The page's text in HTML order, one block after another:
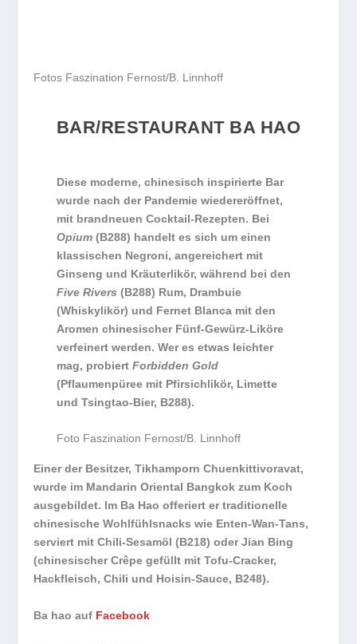
Fotos Faszination Fernost/B. Linnhoff
BAR/RESTAURANT BA HAO
Diese moderne, chinesisch inspirierte Bar
wurde nach der Pandemie wiedereröffnet,
mit brandneuen Cocktail-Rezepten. Bei
Opium (B288) handelt es sich um einen
klassischen Negroni, angereichert mit
Ginseng und Kräuterlikör, während bei den
Five Rivers (B288) Rum, Drambuie
(Whiskylikör) und Fernet Blanca mit den
Aromen chinesischer Fünf-Gewürz-Liköre
verfeinert werden. Wer es etwas leichter
mag, probiertForbidden Gold
(Pflaumenpüree mit Pfirsichlikör, Limette
und Tsingtao-Bier, B288).
Foto Faszination Fernost/B. Linnhoff
Einer der Besitzer, Tikhamporn Chuenkittivoravat,
wurde im Mandarin Oriental Bangkok zum Koch
ausgebildet. Im Ba Hao offeriert er traditionelle
chinesische Wohlfühlsnacks wie Enten-Wan-Tans,
serviert mit Chili-Sesamöl (B218) oder Jian Bing
(chinesischer Crêpe gefüllt mit Tofu-Cracker,
Hackfleisch, Chili und Hoisin-Sauce, B248).
Ba hao auf Facebook